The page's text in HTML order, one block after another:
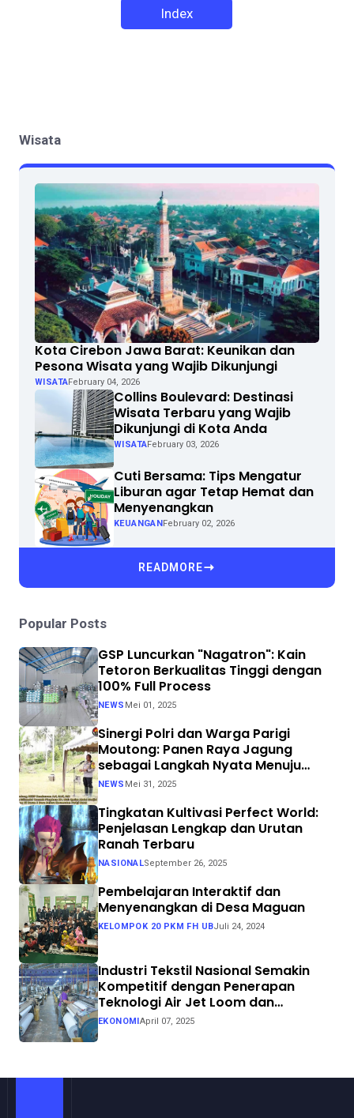
Index
Wisata
Kota Cirebon Jawa Barat: Keunikan dan
Pesona Wisata yang Wajib Dikunjungi
WISATAFebruary 04, 2026
Collins Boulevard: Destinasi
Wisata Terbaru yang Wajib
Dikunjungi di Kota Anda
WISATAFebruary 03, 2026
Cuti Bersama: Tips Mengatur
Liburan agar Tetap Hemat dan
Menyenangkan
KEUANGAN February 02, 2026
READMORE
Popular Posts
GSP Luncurkan "Nagatron": Kain
Tetoron Berkualitas Tinggi dengan
100% Full Process
NEWS Mei 01, 2025
Sinergi Polri dan Warga Parigi
Moutong: Panen Raya Jagung
sebagai Langkah Nyata Menuju
Swasembada Pangan
NEWS Mei 31, 2025
Tingkatan Kultivasi Perfect World:
Penjelasan Lengkap dan Urutan
Ranah Terbaru
NASIONALSeptember 26, 2025
Pembelajaran Interaktif dan
Menyenangkan di Desa Maguan
KELOMPOK 20 PKM FH UBJuli 24, 2024
Industri Tekstil Nasional Semakin
Kompetitif dengan Penerapan
Teknologi Air Jet Loom dan
Continuous Dyeing di CV. Garuda
Solo Perkasa
EKONOMI April 07, 2025